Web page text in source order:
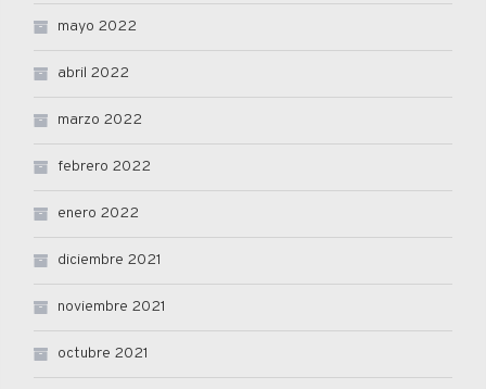
mayo 2022
abril 2022
marzo 2022
febrero 2022
enero 2022
diciembre 2021
noviembre 2021
octubre 2021